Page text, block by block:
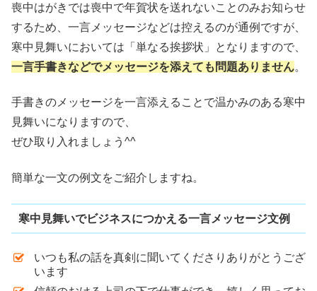
喪中はがきでは喪中で年賀状を送れないことのみお知らせ
するため、一言メッセージなどは控えるのが通例ですが、
寒中見舞いにおいては「単なる挨拶状」となりますので、
一言手書きなどでメッセージを添えても問題ありません。
手書きのメッセージを一言添えることで温かみのある寒中
見舞いになりますので、
ぜひ取り入れましょう^^
簡単な一文の例文をご紹介しますね。
寒中見舞いでビジネスにつかえる一言メッセージ文例
いつも私の話を真剣に聞いてくださりありがとうござ
います